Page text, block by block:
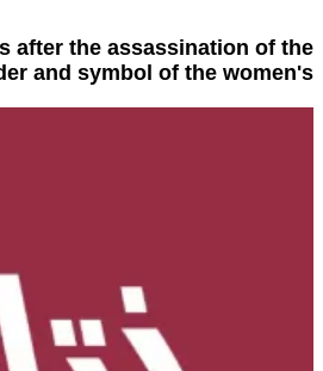
after the assassination of the
and symbol of the women's ...